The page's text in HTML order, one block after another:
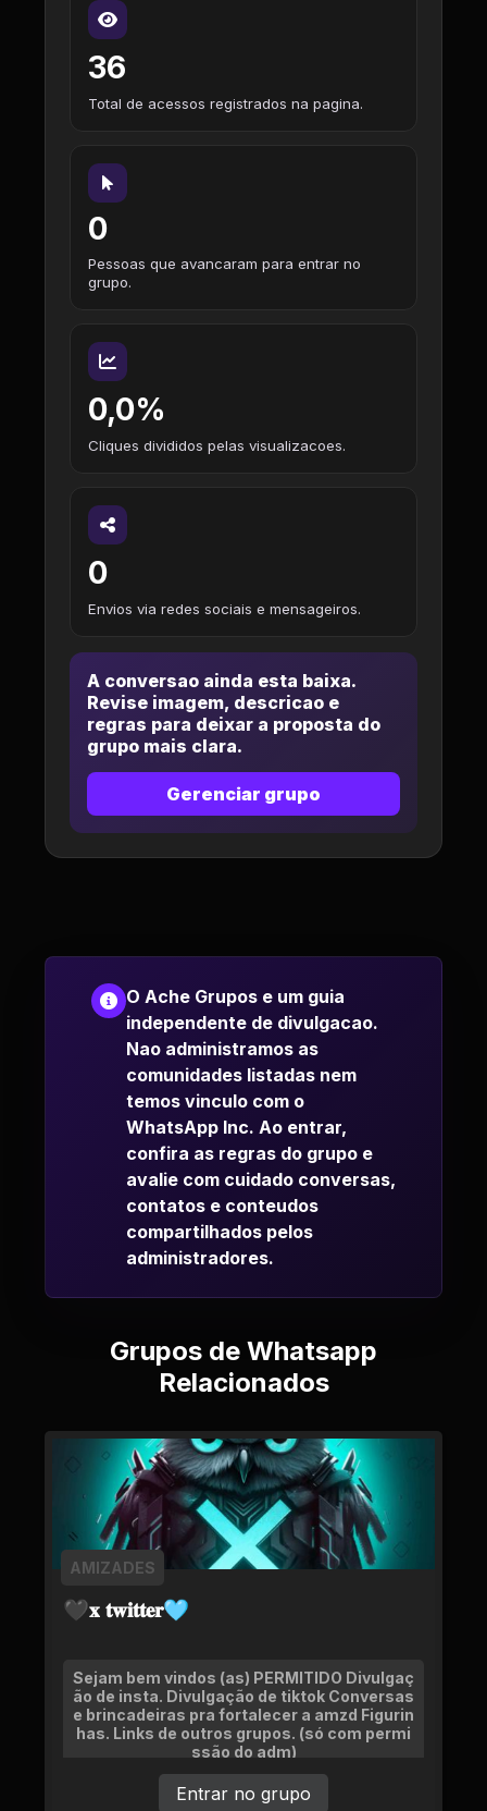
36
Total de acessos registrados na pagina.
0
Pessoas que avancaram para entrar no
grupo.
0,0%
Cliques divididos pelas visualizacoes.
0
Envios via redes sociais e mensageiros.
A conversao ainda esta baixa.
Revise imagem, descricao e
regras para deixar a proposta do
grupo mais clara.
Gerenciar grupo
O Ache Grupos e um guia
independente de divulgacao.
Nao administramos as
comunidades listadas nem
temos vinculo com o
WhatsApp Inc. Ao entrar,
confira as regras do grupo e
avalie com cuidado conversas,
contatos e conteudos
compartilhados pelos
administradores.
Grupos de Whatsapp
Relacionados
🖤𝐱 𝐭𝐰𝐢𝐭𝐭𝐞𝐫🩵
AMIZADES
Sejam bem vindos (as) PERMITIDO Divulgaç
ão de insta. Divulgação de tiktok Conversas
e brincadeiras pra fortalecer a amzd Figurin
has. Links de outros grupos. (só com permi
ssão do adm)
Entrar no grupo